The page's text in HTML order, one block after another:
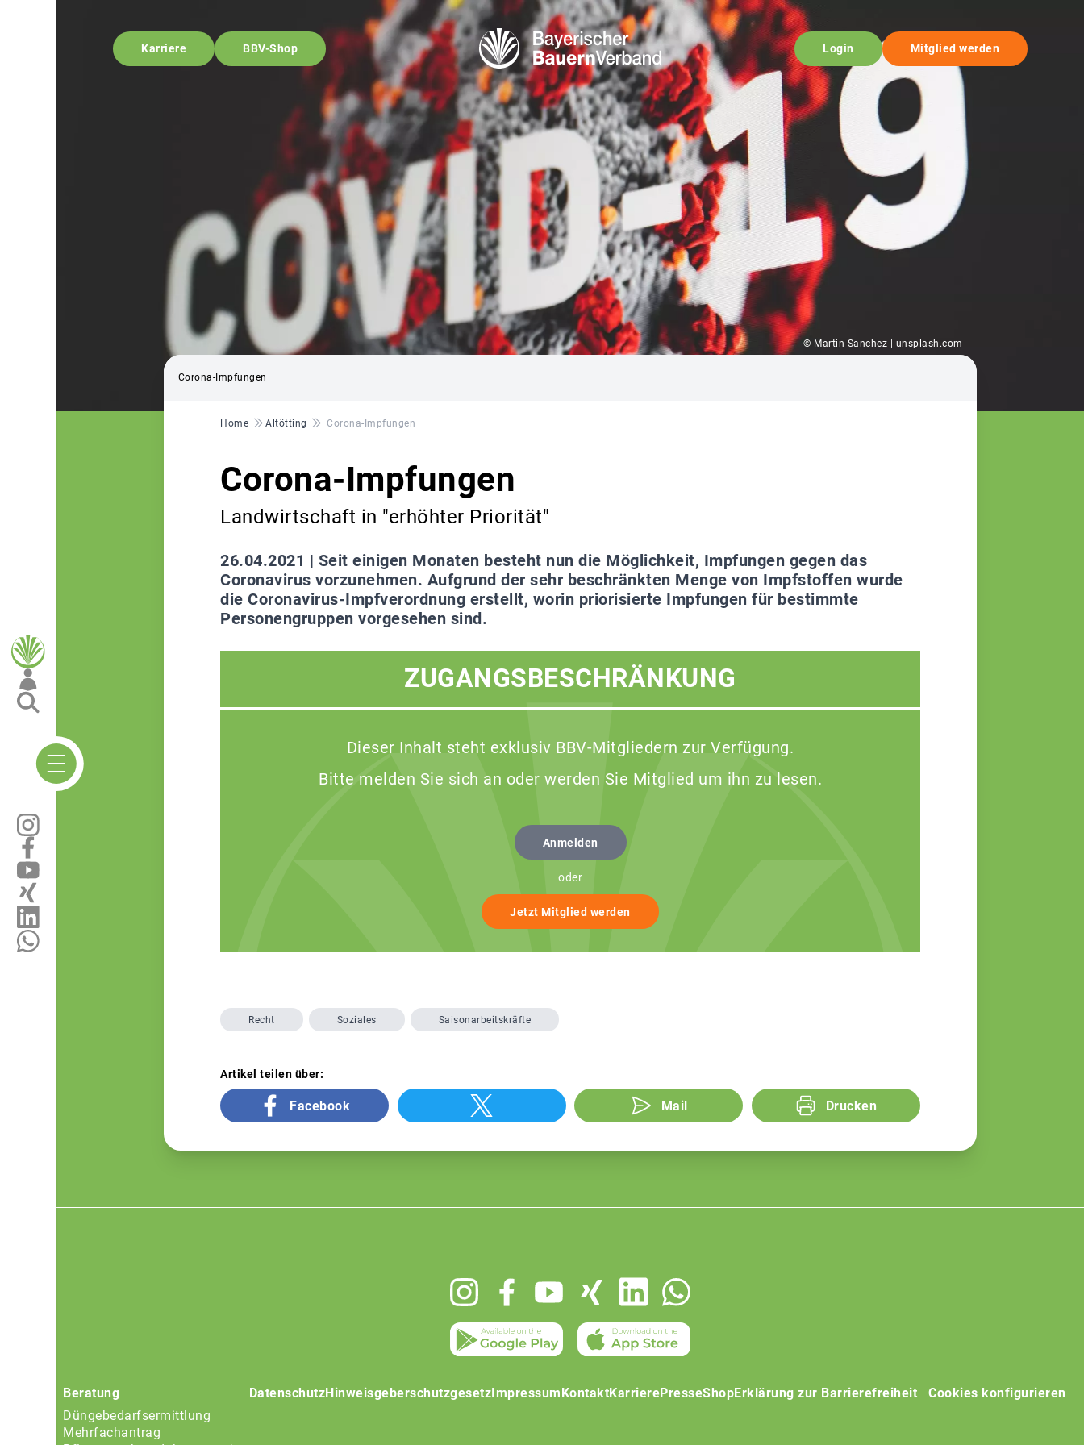
Karriere BBV-Shop Login Mitglied werden
© Martin Sanchez | unsplash.com
Corona-Impfungen
Pfadnavigation
Home Altötting Corona-Impfungen
Corona-Impfungen
Landwirtschaft in "erhöhter Priorität"
26.04.2021 | Seit einigen Monaten besteht nun die Möglichkeit, Impfungen gegen das
Coronavirus vorzunehmen. Aufgrund der sehr beschränkten Menge von Impfstoffen wurde
die Coronavirus-Impfverordnung erstellt, worin priorisierte Impfungen für bestimmte
Personengruppen vorgesehen sind.
ZUGANGSBESCHRÄNKUNG
Dieser Inhalt steht exklusiv BBV-Mitgliedern zur Verfügung.
Bitte melden Sie sich an oder werden Sie Mitglied um ihn zu lesen.
Anmelden
oder
Jetzt Mitglied werden
Recht Soziales Saisonarbeitskräfte
Artikel teilen über:
Facebook Mail Drucken
Beratung
Düngebedarfsermittlung
Mehrfachantrag
DatenschutzHinweisgeberschutzgesetz Impressum KontaktKarrierePresseShopErklärung zur Barrierefreiheit Cookies konfigurieren